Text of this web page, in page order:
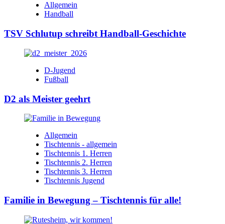
Allgemein
Handball
TSV Schlutup schreibt Handball-Geschichte
D-Jugend
Fußball
D2 als Meister geehrt
Allgemein
Tischtennis - allgemein
Tischtennis 1. Herren
Tischtennis 2. Herren
Tischtennis 3. Herren
Tischtennis Jugend
Familie in Bewegung – Tischtennis für alle!